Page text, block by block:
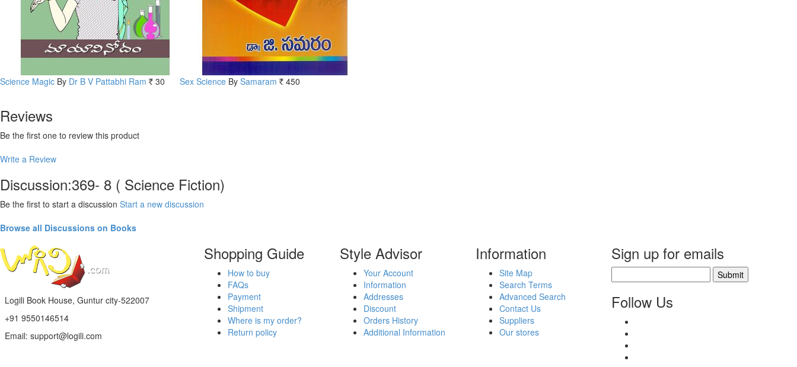
Science Magic By Dr B V Pattabhi Ram Rs. 30 Sex Science By Samaram Rs. 450
Reviews
Be the first one to review this product
Write a Review
Discussion:369- 8 ( Science Fiction)
Be the first to start a discussion Start a new discussion
Browse all Discussions on Books
Logili Book House, Guntur city-522007
+91 9550146514
Email: support@logili.com
Shopping Guide
How to buy
FAQs
Payment
Shipment
Where is my order?
Return policy
Style Advisor
Your Account
Information
Addresses
Discount
Orders History
Additional Information
Information
Site Map
Search Terms
Advanced Search
Contact Us
Suppliers
Our stores
Sign up for emails
Submit
Follow Us